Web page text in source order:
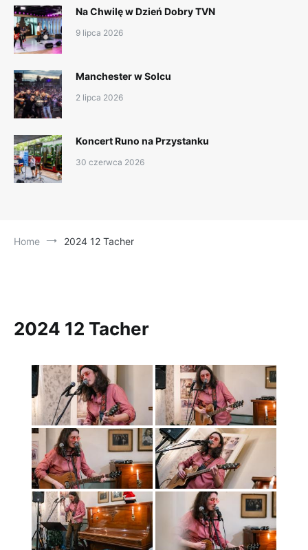
Na Chwilę w Dzień Dobry TVN
9 lipca 2026
Manchester w Solcu
2 lipca 2026
Koncert Runo na Przystanku
30 czerwca 2026
Home 2024 12 Tacher
2024 12 Tacher